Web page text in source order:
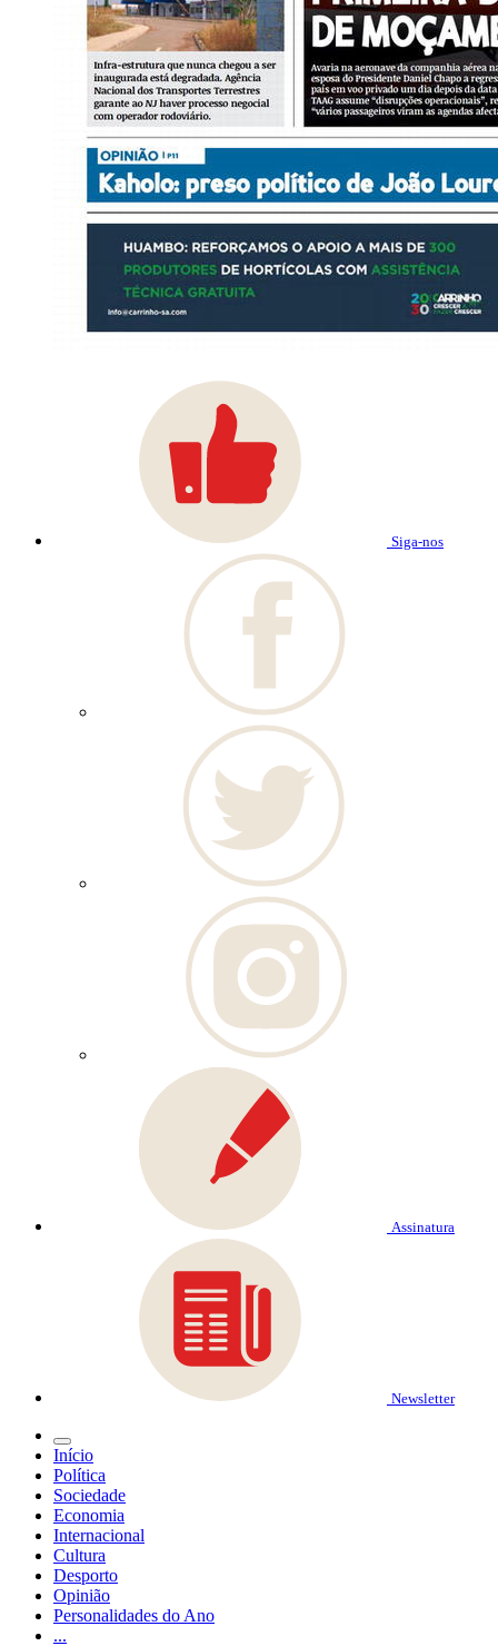
Siga-nos
Assinatura
Newsletter
Início
Política
Sociedade
Economia
Internacional
Cultura
Desporto
Opinião
Personalidades do Ano
...